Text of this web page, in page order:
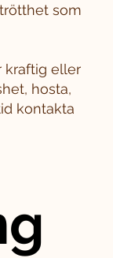
som
kraftig eller
hosta,
kontakta